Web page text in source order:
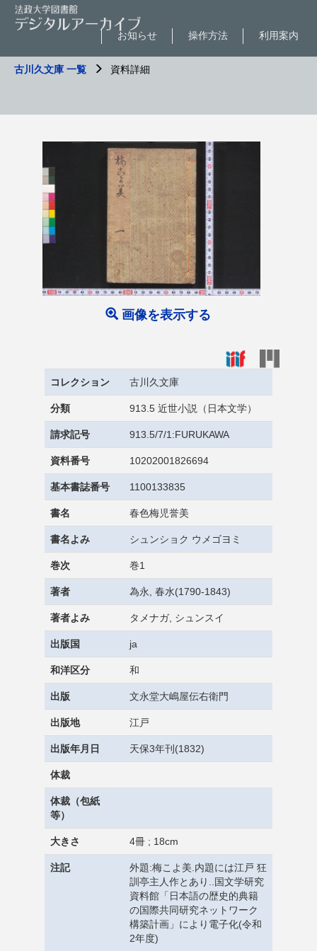
利用案内
操作方法
お知らせ
古川久文庫 一覧 資料詳細
画像を表示する
コレクション 古川久文庫
分類 913.5 近世小説（日本文学）
請求記号 913.5/7/1:FURUKAWA
資料番号 10202001826694
基本書誌番号 1100133835
書名 春色梅児誉美
書名よみ シュンショク ウメゴヨミ
巻次 巻1
著者 為永, 春水(1790-1843)
著者よみ タメナガ, シュンスイ
出版国 ja
和洋区分 和
出版 文永堂大嶋屋伝右衛門
出版地 江戸
出版年月日 天保3年刊(1832)
体裁
体裁（包紙
等）
大きさ 4冊 ; 18cm
注記
外題:梅こよ美.内題には江戸 狂
訓亭主人作とあり..国文学研究
資料館「日本語の歴史的典籍
の国際共同研究ネットワーク
構築計画」により電子化(令和
2年度)